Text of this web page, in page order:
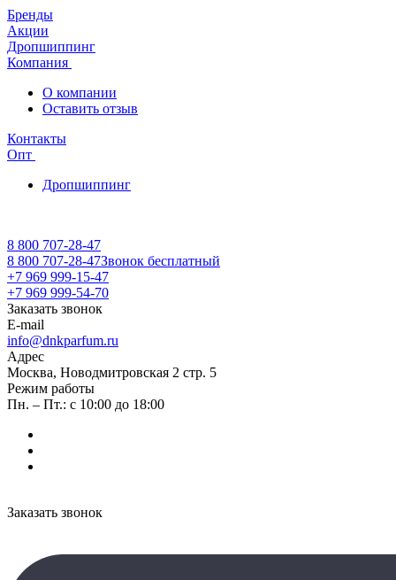
Бренды
Акции
Дропшиппинг
Компания
О компании
Оставить отзыв
Контакты
Опт
Дропшиппинг
8 800 707-28-47
8 800 707-28-47Звонок бесплатный
+7 969 999-15-47
+7 969 999-54-70
Заказать звонок
E-mail
info@dnkparfum.ru
Адрес
Москва, Новодмитровская 2 стр. 5
Режим работы
Пн. – Пт.: с 10:00 до 18:00
Заказать звонок